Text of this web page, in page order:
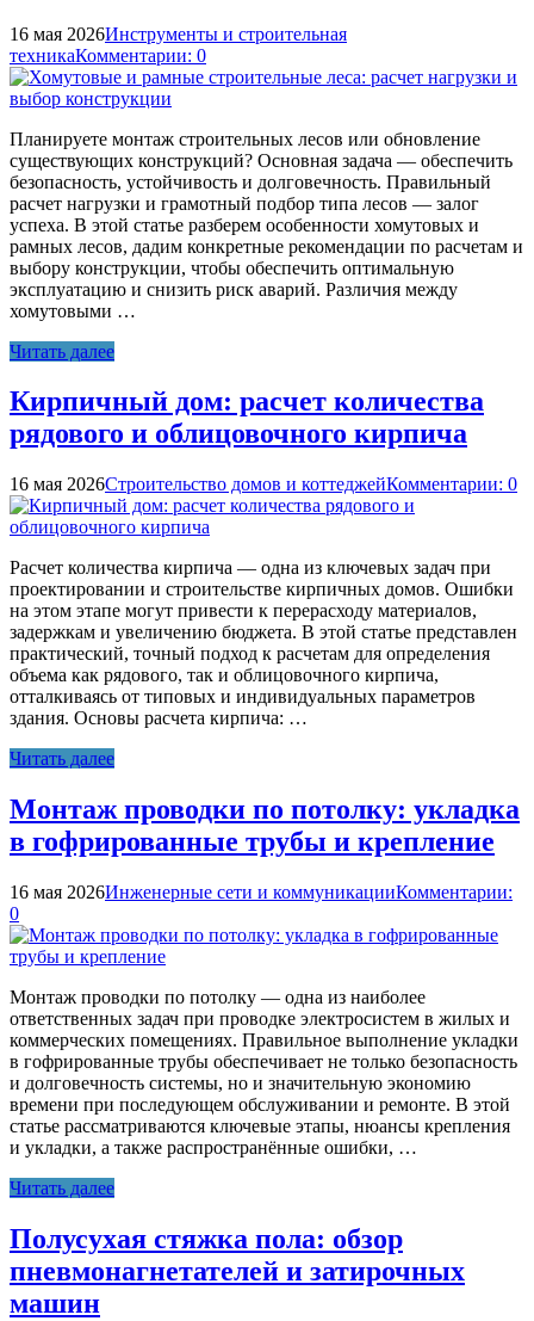
16 мая 2026Инструменты и строительная
техникаКомментарии: 0
Планируете монтаж строительных лесов или обновление
существующих конструкций? Основная задача — обеспечить
безопасность, устойчивость и долговечность. Правильный
расчет нагрузки и грамотный подбор типа лесов — залог
успеха. В этой статье разберем особенности хомутовых и
рамных лесов, дадим конкретные рекомендации по расчетам и
выбору конструкции, чтобы обеспечить оптимальную
эксплуатацию и снизить риск аварий. Различия между
хомутовыми …
Читать далее
Кирпичный дом: расчет количества
рядового и облицовочного кирпича
16 мая 2026Строительство домов и коттеджейКомментарии: 0
Расчет количества кирпича — одна из ключевых задач при
проектировании и строительстве кирпичных домов. Ошибки
на этом этапе могут привести к перерасходу материалов,
задержкам и увеличению бюджета. В этой статье представлен
практический, точный подход к расчетам для определения
объема как рядового, так и облицовочного кирпича,
отталкиваясь от типовых и индивидуальных параметров
здания. Основы расчета кирпича: …
Читать далее
Монтаж проводки по потолку: укладка
в гофрированные трубы и крепление
16 мая 2026Инженерные сети и коммуникацииКомментарии:
0
Монтаж проводки по потолку — одна из наиболее
ответственных задач при проводке электросистем в жилых и
коммерческих помещениях. Правильное выполнение укладки
в гофрированные трубы обеспечивает не только безопасность
и долговечность системы, но и значительную экономию
времени при последующем обслуживании и ремонте. В этой
статье рассматриваются ключевые этапы, нюансы крепления
и укладки, а также распространённые ошибки, …
Читать далее
Полусухая стяжка пола: обзор
пневмонагнетателей и затирочных
машин